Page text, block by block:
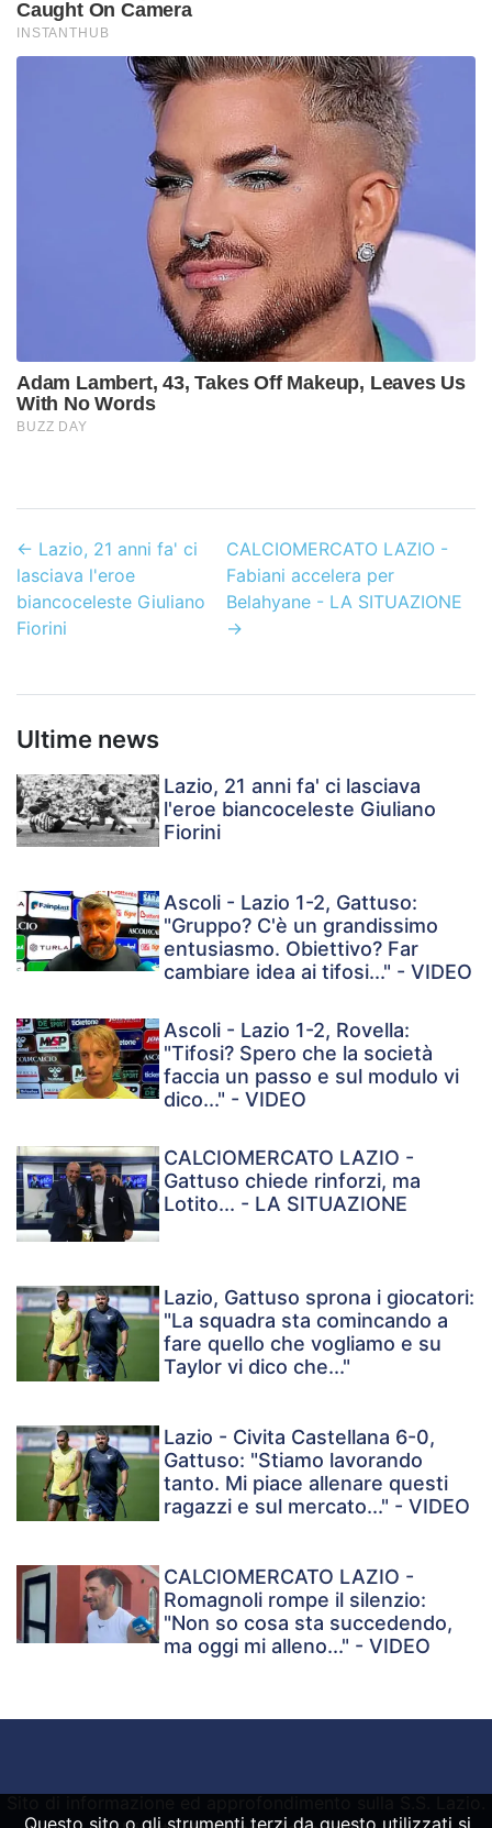
← Lazio, 21 anni fa' ci
lasciava l'eroe
biancoceleste Giuliano
Fiorini
CALCIOMERCATO LAZIO -
Fabiani accelera per
Belahyane - LA SITUAZIONE
→
Ultime news
Lazio, 21 anni fa' ci lasciava
l'eroe biancoceleste Giuliano
Fiorini
Ascoli - Lazio 1-2, Gattuso:
"Gruppo? C'è un grandissimo
entusiasmo. Obiettivo? Far
cambiare idea ai tifosi..." - VIDEO
Ascoli - Lazio 1-2, Rovella:
"Tifosi? Spero che la società
faccia un passo e sul modulo vi
dico..." - VIDEO
CALCIOMERCATO LAZIO -
Gattuso chiede rinforzi, ma
Lotito... - LA SITUAZIONE
Lazio, Gattuso sprona i giocatori:
"La squadra sta comincando a
fare quello che vogliamo e su
Taylor vi dico che..."
Lazio - Civita Castellana 6-0,
Gattuso: "Stiamo lavorando
tanto. Mi piace allenare questi
ragazzi e sul mercato..." - VIDEO
CALCIOMERCATO LAZIO -
Romagnoli rompe il silenzio:
"Non so cosa sta succedendo,
ma oggi mi alleno..." - VIDEO
Questo sito o gli strumenti terzi da questo utilizzati si